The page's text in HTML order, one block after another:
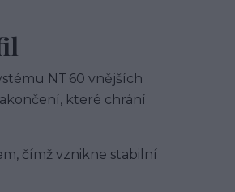
NT 60 vnějších
které chrání
čímž vznikne stabilní